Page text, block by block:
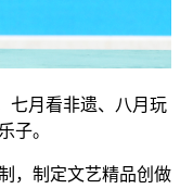
月看非遗、八月玩
子。
，制定文艺精品创做